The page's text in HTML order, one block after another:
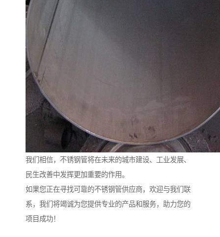
我们相信，不锈钢管将在未来的城市建设、工业发展、
民生改善中发挥更加重要的作用。
如果您正在寻找可靠的不锈钢管供应商，欢迎与我们联
系，我们将竭诚为您提供专业的产品和服务，助力您的
项目成功！